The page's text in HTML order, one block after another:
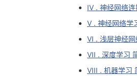
IV . 神经网络
V . 神经网络学
VI . 浅层神经
VII . 深度学习
VIII . 机器学习